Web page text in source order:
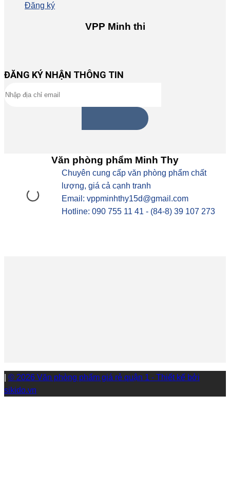
Đăng ký
VPP Minh thi
ĐĂNG KÝ NHẬN THÔNG TIN
Văn phòng phẩm Minh Thy
Chuyên cung cấp văn phòng phẩm chất
lượng, giá cả cạnh tranh
Email: vppminhthy15d@gmail.com
Hotline: 090 755 11 41 - (84-8) 39 107 273
© 2026 Văn phòng phẩm giá rẻ quận 1 - Thiết kế bởi
sikido.vn